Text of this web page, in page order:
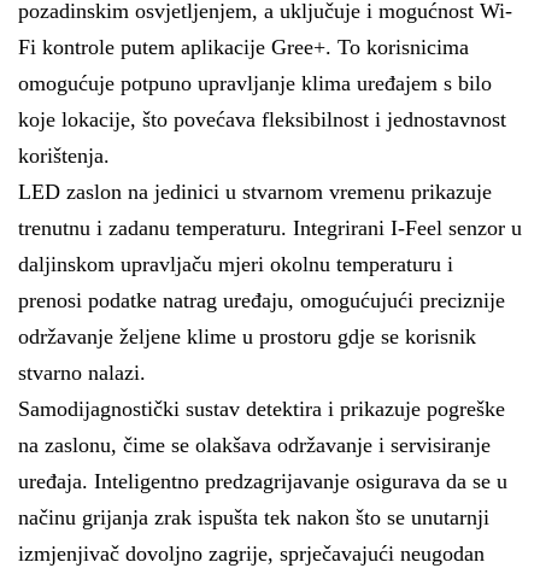
pozadinskim osvjetljenjem, a uključuje i mogućnost Wi-
Fi kontrole putem aplikacije Gree+. To korisnicima
omogućuje potpuno upravljanje klima uređajem s bilo
koje lokacije, što povećava fleksibilnost i jednostavnost
korištenja.
LED zaslon na jedinici u stvarnom vremenu prikazuje
trenutnu i zadanu temperaturu. Integrirani I-Feel senzor u
daljinskom upravljaču mjeri okolnu temperaturu i
prenosi podatke natrag uređaju, omogućujući preciznije
održavanje željene klime u prostoru gdje se korisnik
stvarno nalazi.
Samodijagnostički sustav detektira i prikazuje pogreške
na zaslonu, čime se olakšava održavanje i servisiranje
uređaja. Inteligentno predzagrijavanje osigurava da se u
načinu grijanja zrak ispušta tek nakon što se unutarnji
izmjenjivač dovoljno zagrije, sprječavajući neugodan